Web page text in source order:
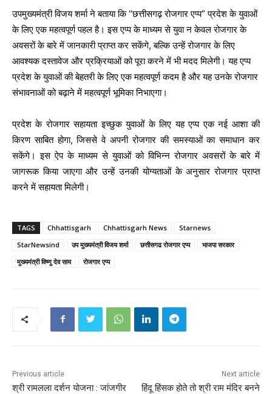
उपमुख्यमंत्री विजय शर्मा ने बताया कि “छत्तीसगढ़ रोजगार एप्प” प्रदेश के युवाओं
के लिए एक महत्वपूर्ण पहल है। इस एप्प के माध्यम से युवा न केवल रोजगार के
अवसरों के बारे में जानकारी प्राप्त कर सकेंगे, बल्कि उन्हें रोजगार के लिए
आवश्यक दस्तावेज और प्रक्रियाओं को पूरा करने में भी मदद मिलेगी। यह एप्प
प्रदेश के युवाओं की बेहतरी के लिए एक महत्वपूर्ण कदम है और यह उनके रोजगार
संभावनाओं को बढ़ाने में महत्वपूर्ण भूमिका निभाएगा।
प्रदेश के रोजगार सहायता इच्छुक युवाओं के लिए यह एप्प एक नई आशा की
किरण साबित होगा, जिससे वे अपनी रोजगार की समस्याओं का समाधान कर
सकेंगे। इस ऐप के माध्यम से युवाओं को विभिन्न रोजगार अवसरों के बारे में
जागरूक किया जाएगा और उन्हें उनकी योग्यताओं के अनुसार रोजगार प्राप्त
करने में सहायता मिलेगी।
TAGS Chhattisgarh Chhattisgarh News
Starnews
StarNewsind
उप मुख्यमंत्री विजय शर्मा छत्तीसगढ रोजगार एप्प
भाजपा सरकार
मुख्यमंत्री विष्णु देव साय
रोजगार एप्प
Previous article
श्री रामलला दर्शन योजना : जांजगीर
Next article
हिंदू हिंसक होते तो श्री राम मंदिर बनने